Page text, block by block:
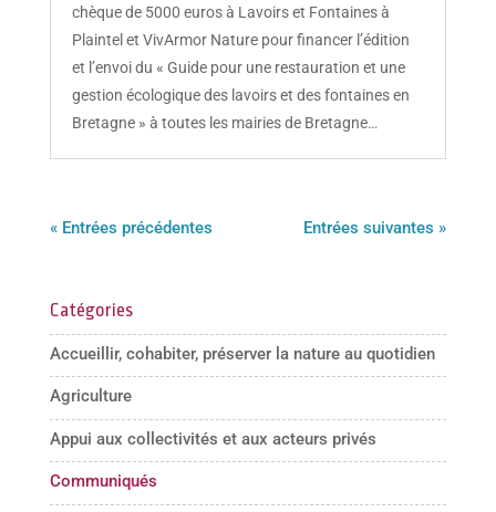
chèque de 5000 euros à Lavoirs et Fontaines à
Plaintel et VivArmor Nature pour financer l’édition
et l’envoi du « Guide pour une restauration et une
gestion écologique des lavoirs et des fontaines en
Bretagne » à toutes les mairies de Bretagne…
« Entrées précédentes Entrées suivantes »
Catégories
Accueillir, cohabiter, préserver la nature au quotidien
Agriculture
Appui aux collectivités et aux acteurs privés
Communiqués